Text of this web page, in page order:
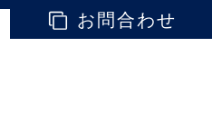
お問合わせ